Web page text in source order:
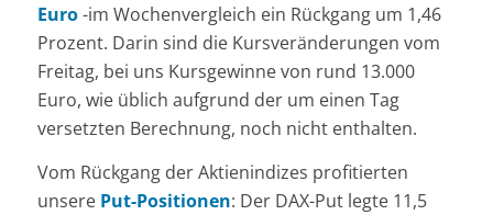
Euro-im Wochenvergleich ein Rückgang um 1,46
Prozent. Darin sind die Kursveränderungen vom
Freitag, bei uns Kursgewinne von rund 13.000
Euro, wie üblich aufgrund der um einen Tag
versetzten Berechnung, noch nicht enthalten.
Vom Rückgang der Aktienindizes profitierten
unsere Put-Positionen: Der DAX-Put legte 11,5